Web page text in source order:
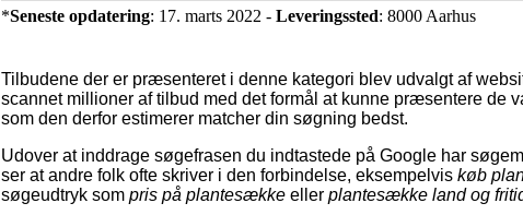
*Seneste opdatering: 17. marts 2022 - Leveringssted: 8000 Aarhus
Tilbudene der er præsenteret i denne kategori blev udvalgt af
scannet millioner af tilbud med det formål at kunne præsentere de
som den derfor estimerer matcher din søgning bedst.
Udover at inddrage søgefrasen du indtastede på Google har
ser at andre folk ofte skriver i den forbindelse, eksempelvis køb
søgeudtryk som pris på plantesække eller plantesække land og